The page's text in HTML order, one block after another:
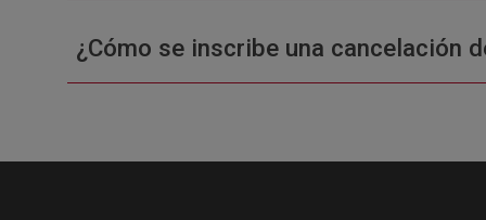
¿Cómo se inscribe una cancelación